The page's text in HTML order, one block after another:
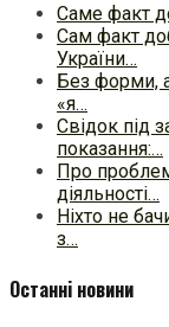
Саме факт
Сам факт
України…
Без форми,
«я…
Свідок під
показання:…
Про
діяльності…
Ніхто не
з…
Останні новини